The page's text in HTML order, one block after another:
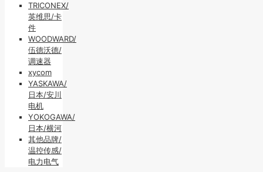
TRICONEX/
英维思/卡
件
WOODWARD/
伍德沃德/
调速器
xycom
YASKAWA/
日本/安川
电机
YOKOGAWA/
日本/横河
其他品牌/
温控传感/
电力电气